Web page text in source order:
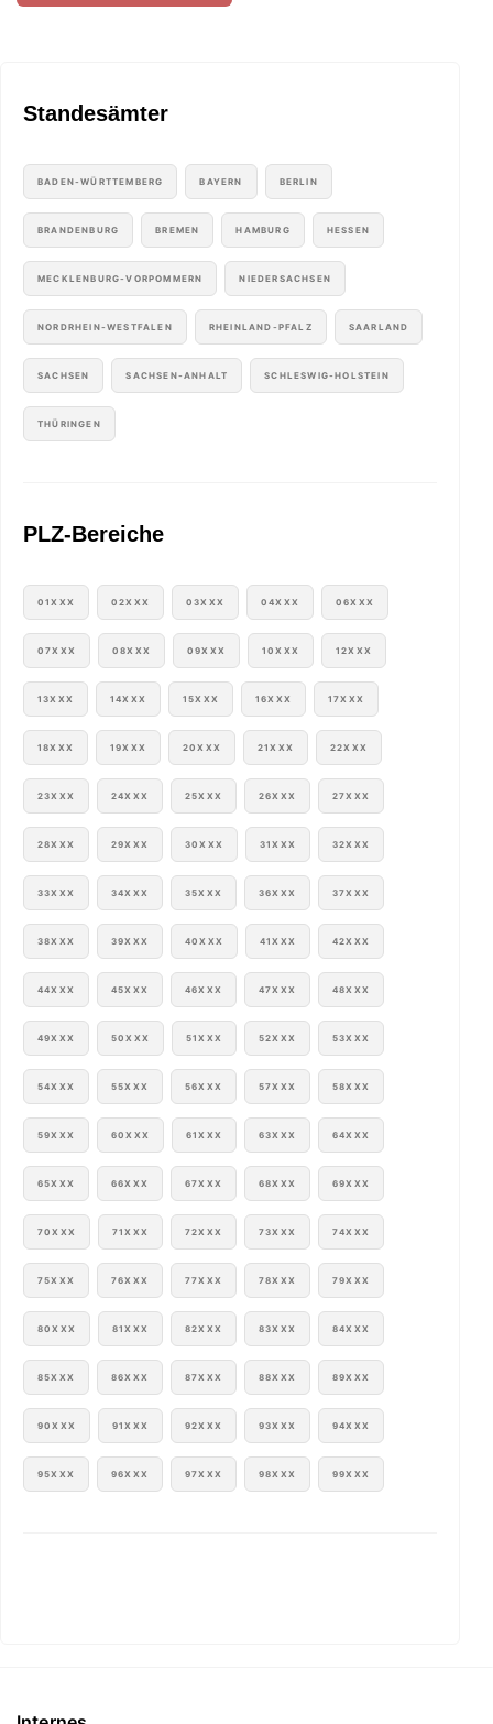
Standesämter
BADEN-WÜRTTEMBERG BAYERN BERLIN
BRANDENBURG BREMEN HAMBURG HESSEN
MECKLENBURG-VORPOMMERN NIEDERSACHSEN
NORDRHEIN-WESTFALEN RHEINLAND-PFALZ SAARLAND
SACHSEN SACHSEN-ANHALT SCHLESWIG-HOLSTEIN
THÜRINGEN
PLZ-Bereiche
01XXX 02XXX 03XXX 04XXX 06XXX
07XXX 08XXX 09XXX 10XXX 12XXX
13XXX 14XXX 15XXX 16XXX 17XXX
18XXX 19XXX 20XXX 21XXX 22XXX
23XXX 24XXX 25XXX 26XXX 27XXX
28XXX 29XXX 30XXX 31XXX 32XXX
33XXX 34XXX 35XXX 36XXX 37XXX
38XXX 39XXX 40XXX 41XXX 42XXX
44XXX 45XXX 46XXX 47XXX 48XXX
49XXX 50XXX 51XXX 52XXX 53XXX
54XXX 55XXX 56XXX 57XXX 58XXX
59XXX 60XXX 61XXX 63XXX 64XXX
65XXX 66XXX 67XXX 68XXX 69XXX
70XXX 71XXX 72XXX 73XXX 74XXX
75XXX 76XXX 77XXX 78XXX 79XXX
80XXX 81XXX 82XXX 83XXX 84XXX
85XXX 86XXX 87XXX 88XXX 89XXX
90XXX 91XXX 92XXX 93XXX 94XXX
95XXX 96XXX 97XXX 98XXX 99XXX